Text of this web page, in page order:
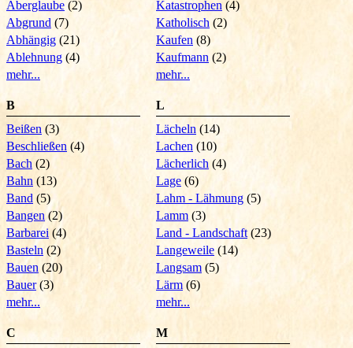
Aberglaube (2)
Abgrund (7)
Abhängig (21)
Ablehnung (4)
mehr...
B
Beißen (3)
Beschließen (4)
Bach (2)
Bahn (13)
Band (5)
Bangen (2)
Barbarei (4)
Basteln (2)
Bauen (20)
Bauer (3)
mehr...
C
Katastrophen (4)
Katholisch (2)
Kaufen (8)
Kaufmann (2)
mehr...
L
Lächeln (14)
Lachen (10)
Lächerlich (4)
Lage (6)
Lahm - Lähmung (5)
Lamm (3)
Land - Landschaft (23)
Langeweile (14)
Langsam (5)
Lärm (6)
mehr...
M